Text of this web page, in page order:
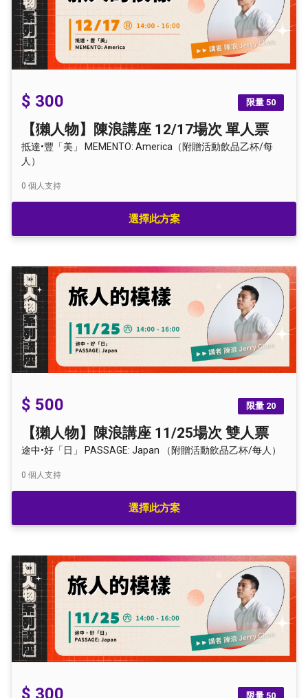
$ 300 限量 50
【獺人物】陳浪講座 12/17場次 單人票
抵達•豐「美」 MEMENTO: America（附贈活動飲品乙杯/每
人）
0 個人支持
選擇此方案
$ 500 限量 20
【獺人物】陳浪講座 11/25場次 雙人票
途中•好「日」 PASSAGE: Japan （附贈活動飲品乙杯/每人）
0 個人支持
選擇此方案
$ 300 限量 50